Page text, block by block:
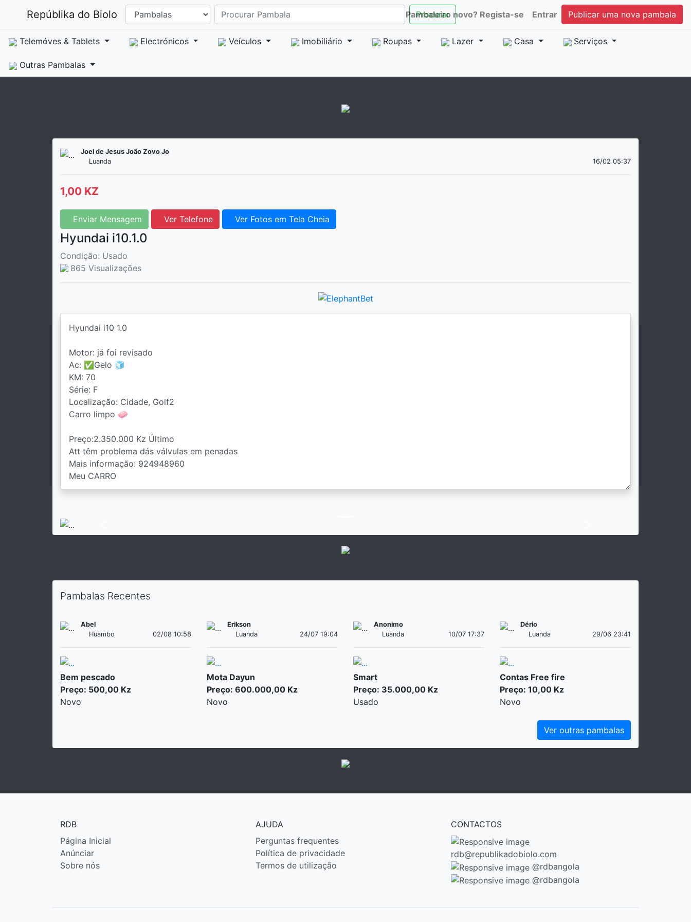
Repúblika do Biolo Procurar
Pambaleiro novo? Regista-se Entrar Publicar uma nova pambala
Telemóves & Tablets Electrónicos Veículos Imobiliário Roupas Lazer Casa Serviços
Outras Pambalas
Joel de Jesus João Zovo Jo
Luanda
16/02 05:37
1,00 KZ
Enviar Mensagem Ver Telefone Ver Fotos em Tela Cheia
Hyundai i10.1.0
Condição: Usado
865 Visualizações
Pambalas Recentes
Abel
Huambo
02/08 10:58
Bem pescado
Preço: 500,00 Kz
Novo
Erikson
Luanda
24/07 19:04
Mota Dayun
Preço: 600.000,00 Kz
Novo
Anonimo
Luanda
10/07 17:37
Smart
Preço: 35.000,00 Kz
Usado
Dério
Luanda
29/06 23:41
Contas Free fire
Preço: 10,00 Kz
Novo
Ver outras pambalas
RDB
Página Inicial
Anúnciar
Sobre nós
AJUDA
Perguntas frequentes
Política de privacidade
Termos de utilização
CONTACTOS
rdb@republikadobiolo.com
@rdbangola
@rdbangola